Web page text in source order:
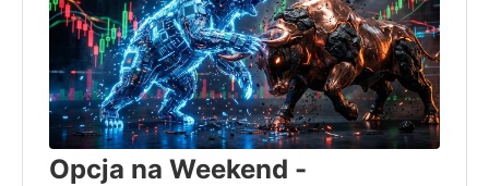
Opcja na Weekend -